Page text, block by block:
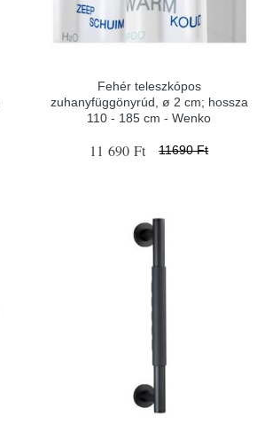
Fehér teleszkópos
zuhanyfüggönyrúd, ø 2 cm; hossza
110 - 185 cm - Wenko
11 690 Ft 11690 Ft